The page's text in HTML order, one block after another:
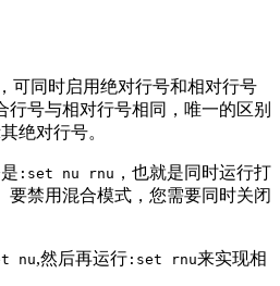
可同时启用绝对行号和相对行号
行号与相对行号相同，唯一的区别
绝对行号。
:set nu rnu ，也就是同时运行打
要禁用混合模式，您需要同时关闭
nu,然后再运行 :set rnu来实现相